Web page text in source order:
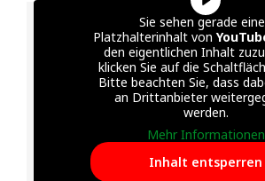
Sie sehen gerade
Platzhalterinhalt von
den eigentlichen Inhalt
klicken Sie auf die
Bitte beachten Sie, dass
an Drittanbieter
werden.
Mehr Informationen
Inhalt entsperren